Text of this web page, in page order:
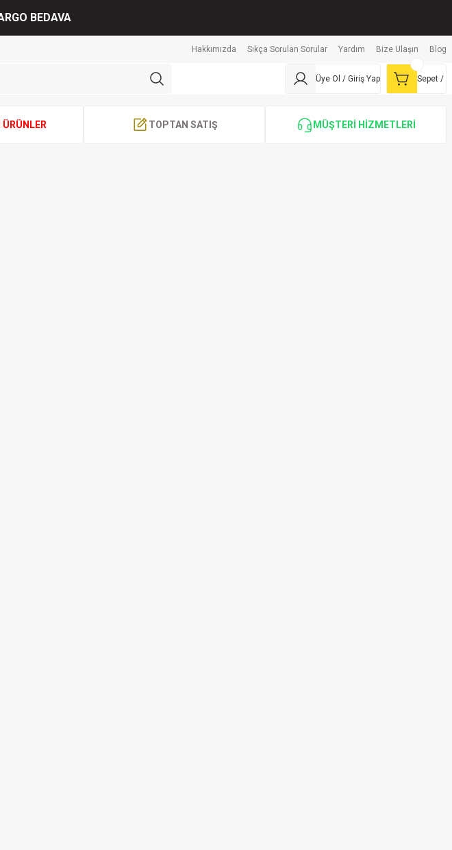
BEDAVA
Hakkımızda Sıkça Sorulan Sorular Yardım Bize Ulaşın Blog
Üye Ol / Giriş Yap Sepet /
TOPTAN SATIŞ MÜŞTERİ HİZMETLERİ